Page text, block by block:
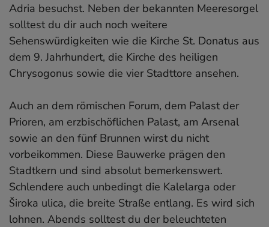
Adria besuchst. Neben der bekannten Meeresorgel
solltest du dir auch noch weitere
Sehenswürdigkeiten wie die Kirche St. Donatus aus
dem 9. Jahrhundert, die Kirche des heiligen
Chrysogonus sowie die vier Stadttore ansehen.
Auch an dem römischen Forum, dem Palast der
Prioren, am erzbischöflichen Palast, am Arsenal
sowie an den fünf Brunnen wirst du nicht
vorbeikommen. Diese Bauwerke prägen den
Stadtkern und sind absolut bemerkenswert.
Schlendere auch unbedingt die Kalelarga oder
Široka ulica, die breite Straße entlang. Es wird sich
lohnen. Abends solltest du der beleuchteten